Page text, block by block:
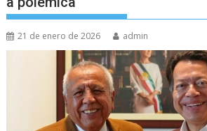
21 de enero de 2026 admin